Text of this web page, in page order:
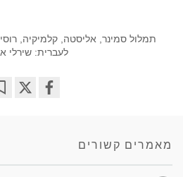
לעברית: שירלי
מאמרים קשורים